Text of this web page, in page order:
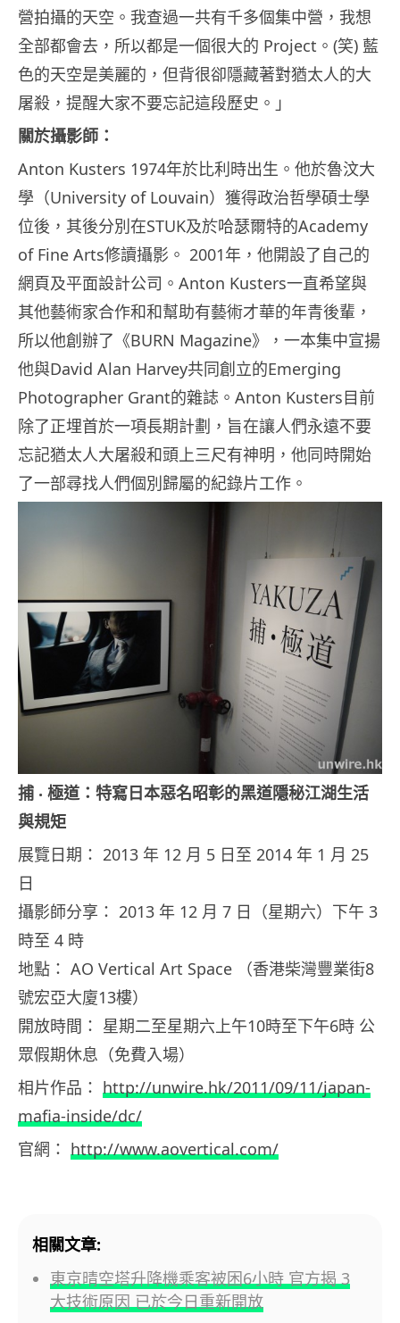
營拍攝的天空。我查過一共有千多個集中營，我想
全部都會去，所以都是一個很大的 Project。(笑) 藍
色的天空是美麗的，但背很卻隱藏著對猶太人的大
屠殺，提醒大家不要忘記這段歷史。」
關於攝影師：
Anton Kusters 1974年於比利時出生。他於魯汶大
學（University of Louvain）獲得政治哲學碩士學
位後，其後分別在STUK及於哈瑟爾特的Academy
of Fine Arts修讀攝影。 2001年，他開設了自己的
網頁及平面設計公司。Anton Kusters一直希望與
其他藝術家合作和和幫助有藝術才華的年青後輩，
所以他創辦了《BURN Magazine》，一本集中宣揚
他與David Alan Harvey共同創立的Emerging
Photographer Grant的雜誌。Anton Kusters目前
除了正埋首於一項長期計劃，旨在讓人們永遠不要
忘記猶太人大屠殺和頭上三尺有神明，他同時開始
了一部尋找人們個別歸屬的紀錄片工作。
捕 ‧ 極道：特寫日本惡名昭彰的黑道隱秘江湖生活
與規矩
展覽日期： 2013 年 12 月 5 日至 2014 年 1 月 25
日
攝影師分享： 2013 年 12 月 7 日（星期六）下午 3
時至 4 時
地點： AO Vertical Art Space （香港柴灣豐業街8
號宏亞大廈13樓）
開放時間： 星期二至星期六上午10時至下午6時 公
眾假期休息（免費入場）
相片作品： http://unwire.hk/2011/09/11/japan-
mafia-inside/dc/
官網： http://www.aovertical.com/
相關文章:
東京晴空塔升降機乘客被困6小時 官方揭 3
大技術原因 已於今日重新開放